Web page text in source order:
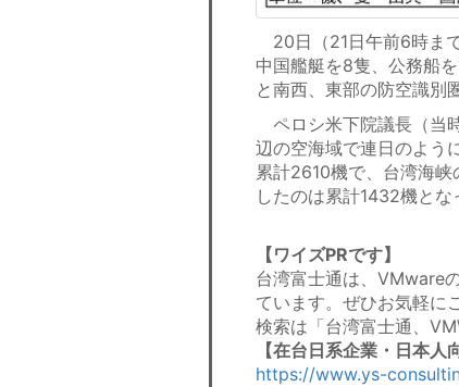
20日（21日午前6時ま
中国艦艇を8隻、公務船
と南西、東部の防空識別
ペロシ米下院議長（当
辺の空海域で連日のよう
累計2610機で、台湾海
したのは累計1432機とな
【ワイズPRです】
台湾富士通は、VMware
ています。ぜひお気軽に
検索は「台湾富士通、
【在台日系企業・日本人
https://www.ys-